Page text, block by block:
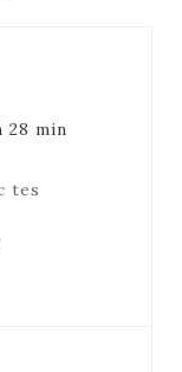
28 min
tes